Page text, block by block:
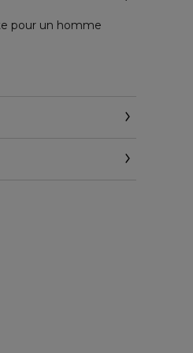
pour un homme
ténébreuse.